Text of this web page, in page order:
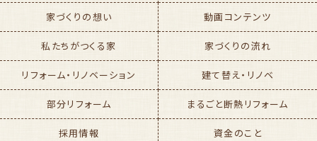
家づくりの想い 動画コンテンツ
私たちがつくる家 家づくりの流れ
リフォーム・リノベーション 建て替え・リノベ
部分リフォーム まるごと断熱リフォーム
採用情報 資金のこと